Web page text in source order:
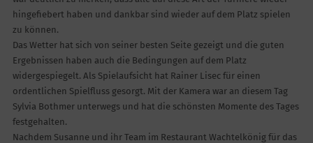
hingefiebert haben und dankbar sind wieder auf dem Platz spielen
zu können.
Das Wetter hat sich von seiner besten Seite gezeigt und die guten
Ergebnissen haben auch die Bedingungen auf dem Platz
widergespiegelt. Als Spielaufsicht hat Rainer Lisec für einen
ordentlichen Spielfluss gesorgt. Mit der Kamera war an diesem Tag
Sylvia Bothmer unterwegs und hat die schönsten Momente des Tages
festgehalten.
Nachdem Susanne und ihr Team im Restaurant Wachtelkönig für das